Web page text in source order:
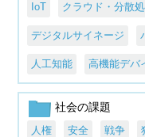
IoT クラウド・分散
デジタルサイネージ
人工知能 高機能デバ
社会の課題
人権 安全 戦争